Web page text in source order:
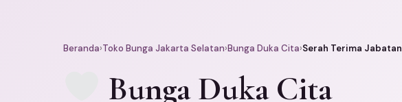
Beranda›Toko Bunga Jakarta Selatan›Bunga Duka Cita›Serah Terima Jabatan
Bunga Duka Cita